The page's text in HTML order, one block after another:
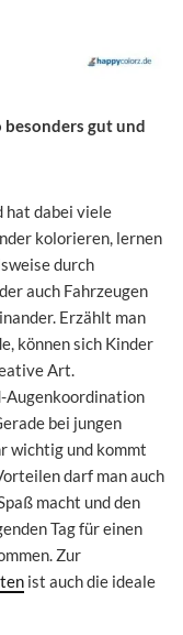
besonders gut und
hat dabei viele
kolorieren, lernen
durch
auch Fahrzeugen
Erzählt man
können sich Kinder
Art.
Augenkoordination
bei jungen
wichtig und kommt
darf man auch
macht und den
Tag für einen
Zur
ist auch die ideale